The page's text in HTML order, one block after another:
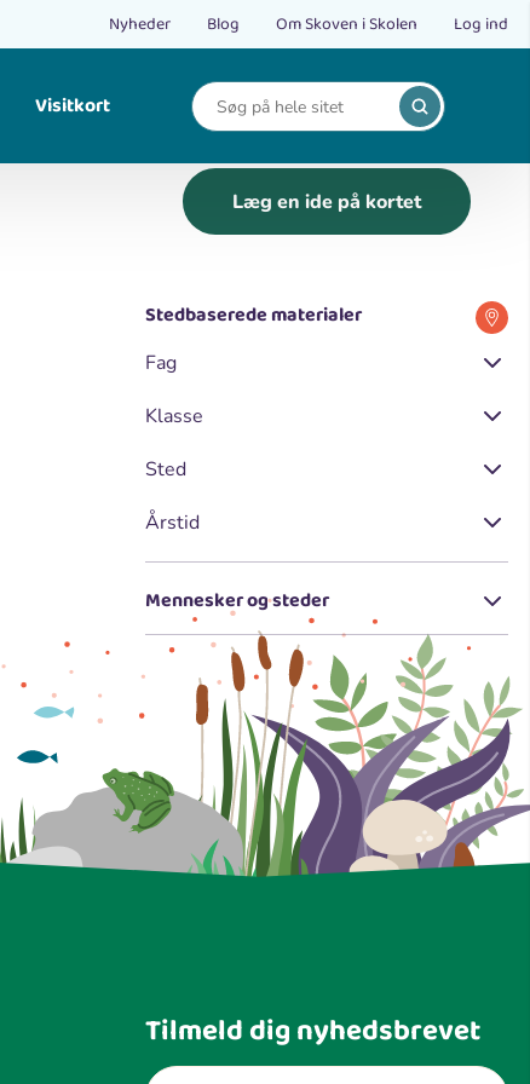
Nyheder Blog Om Skoven i Skolen Log ind
Visitkort
Læg en ide på kortet
Stedbaserede materialer
Fag
Klasse
Sted
Årstid
Mennesker og steder
Tilmeld dig nyhedsbrevet